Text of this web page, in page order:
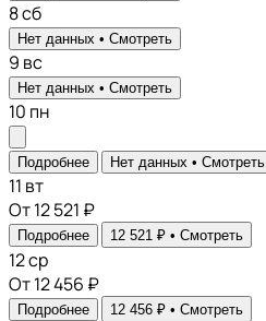
8сб
Нет данных • Смотреть
9 вс
Нет данных • Смотреть
10 пн
Подробнее Нет данных • Смотреть
11 вт
От 12 521 ₽
Подробнее 12 521 ₽ • Смотреть
12ср
От 12 456 ₽
Подробнее 12 456 ₽ • Смотреть